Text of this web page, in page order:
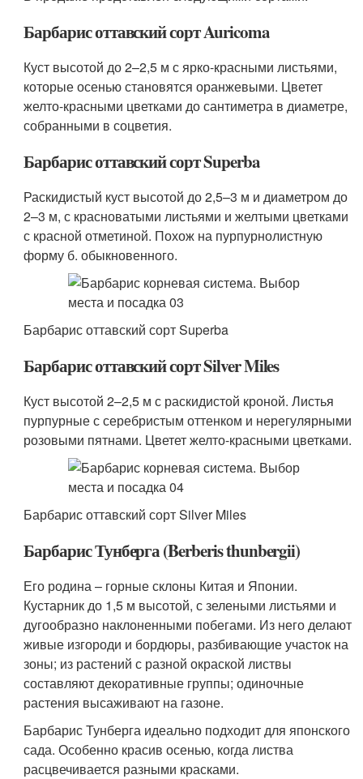
Барбарис оттавский сорт Auricoma
Куст высотой до 2–2,5 м с ярко-красными листьями,
которые осенью становятся оранжевыми. Цветет
желто-красными цветками до сантиметра в диаметре,
собранными в соцветия.
Барбарис оттавский сорт Superba
Раскидистый куст высотой до 2,5–3 м и диаметром до
2–3 м, с красноватыми листьями и желтыми цветками
с красной отметиной. Похож на пурпурнолистную
форму б. обыкновенного.
Барбарис оттавский сорт Superba
Барбарис оттавский сорт Silver Miles
Куст высотой 2–2,5 м с раскидистой кроной. Листья
пурпурные с серебристым оттенком и нерегулярными
розовыми пятнами. Цветет желто-красными цветками.
Барбарис оттавский сорт Silver Miles
Барбарис Тунберга (Berberis thunbergii)
Его родина – горные склоны Китая и Японии.
Кустарник до 1,5 м высотой, с зелеными листьями и
дугообразно наклоненными побегами. Из него делают
живые изгороди и бордюры, разбивающие участок на
зоны; из растений с разной окраской листвы
составляют декоративные группы; одиночные
растения высаживают на газоне.
Барбарис Тунберга идеально подходит для японского
сада. Особенно красив осенью, когда листва
расцвечивается разными красками.